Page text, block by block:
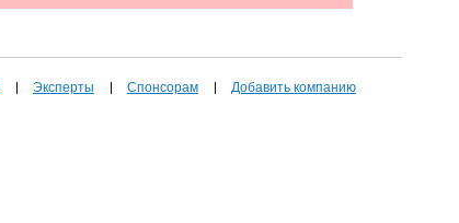
Эксперты Спонсорам Добавить компанию